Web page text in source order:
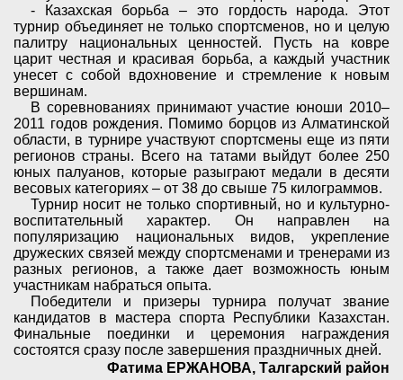
- Казахская борьба – это гордость народа. Этот
турнир объединяет не только спортсменов, но и целую
палитру национальных ценностей. Пусть на ковре
царит честная и красивая борьба, а каждый участник
унесет с собой вдохновение и стремление к новым
вершинам.
В соревнованиях принимают участие юноши 2010–
2011 годов рождения. Помимо борцов из Алматинской
области, в турнире участвуют спортсмены еще из пяти
регионов страны. Всего на татами выйдут более 250
юных палуанов, которые разыграют медали в десяти
весовых категориях – от 38 до свыше 75 килограммов.
Турнир носит не только спортивный, но и культурно-
воспитательный характер. Он направлен на
популяризацию национальных видов, укрепление
дружеских связей между спортсменами и тренерами из
разных регионов, а также дает возможность юным
участникам набраться опыта.
Победители и призеры турнира получат звание
кандидатов в мастера спорта Республики Казахстан.
Финальные поединки и церемония награждения
состоятся сразу после завершения праздничных дней.
Фатима ЕРЖАНОВА, Талгарский район